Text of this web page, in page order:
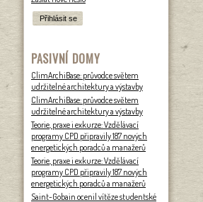
PASIVNÍ DOMY
ClimArchiBase: průvodce světem
udržitelné architektury a výstavby
ClimArchiBase: průvodce světem
udržitelné architektury a výstavby
Teorie, praxe i exkurze: Vzdělávací
programy CPD připravily 187 nových
energetických poradců a manažerů
Teorie, praxe i exkurze: Vzdělávací
programy CPD připravily 187 nových
energetických poradců a manažerů
Saint-Gobain ocenil vítěze studentské